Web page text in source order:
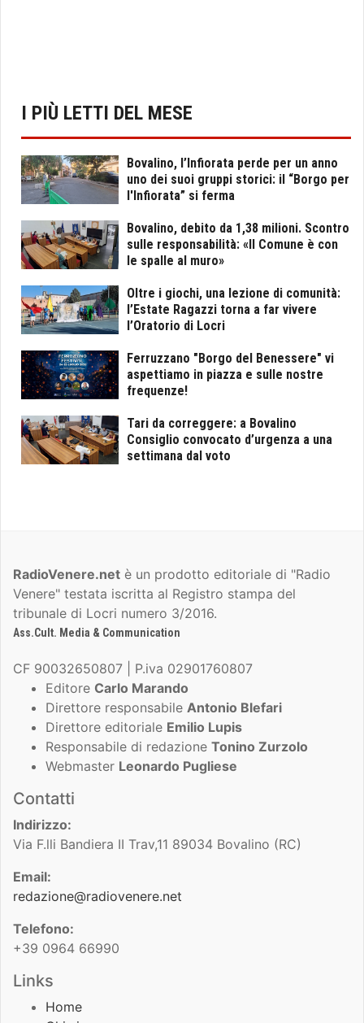
I PIÙ LETTI DEL MESE
Bovalino, l’Infiorata perde per un anno
uno dei suoi gruppi storici: il “Borgo per
l'Infiorata” si ferma
Bovalino, debito da 1,38 milioni. Scontro
sulle responsabilità: «Il Comune è con
le spalle al muro»
Oltre i giochi, una lezione di comunità:
l’Estate Ragazzi torna a far vivere
l’Oratorio di Locri
Ferruzzano "Borgo del Benessere" vi
aspettiamo in piazza e sulle nostre
frequenze!
Tari da correggere: a Bovalino
Consiglio convocato d’urgenza a una
settimana dal voto
RadioVenere.net è un prodotto editoriale di "Radio
Venere" testata iscritta al Registro stampa del
tribunale di Locri numero 3/2016.
Ass.Cult. Media & Communication
CF 90032650807 | P.iva 02901760807
Editore Carlo Marando
Direttore responsabile Antonio Blefari
Direttore editoriale Emilio Lupis
Responsabile di redazione Tonino Zurzolo
Webmaster Leonardo Pugliese
Contatti
Indirizzo:
Via F.lli Bandiera II Trav,11 89034 Bovalino (RC)
Email:
redazione@radiovenere.net
Telefono:
+39 0964 66990
Links
Home